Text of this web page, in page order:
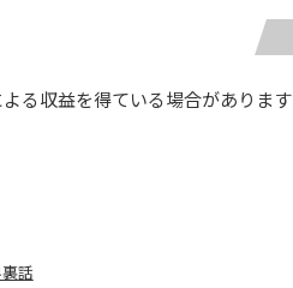
る収益を得ている場合があります
話